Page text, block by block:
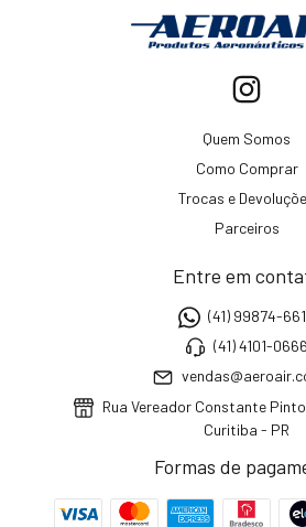
Quem Somos
Como Comprar
Trocas e
Parceiros
Entre em
(41) 99874-
(41) 4101-0666
Rua Vereador Constante
Curitiba - PR
Formas de